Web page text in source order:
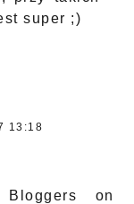
super ;)
13:18
on